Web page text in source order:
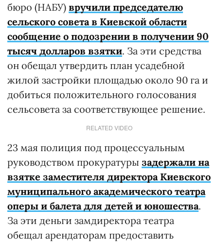
бюро (НАБУ) вручили председателю
сельского совета в Киевской области
сообщение о подозрении в получении 90
тысяч долларов взятки. За эти средства
он обещал утвердить план усадебной
жилой застройки площадью около 90 га и
добиться положительного голосования
сельсовета за соответствующее решение.
RELATED VIDEO
23 мая полиция под процессуальным
руководством прокуратуры задержали на
взятке заместителя директора Киевского
муниципального академического театра
оперы и балета для детей и юношества.
За эти деньги замдиректора театра
обещал арендаторам предоставить